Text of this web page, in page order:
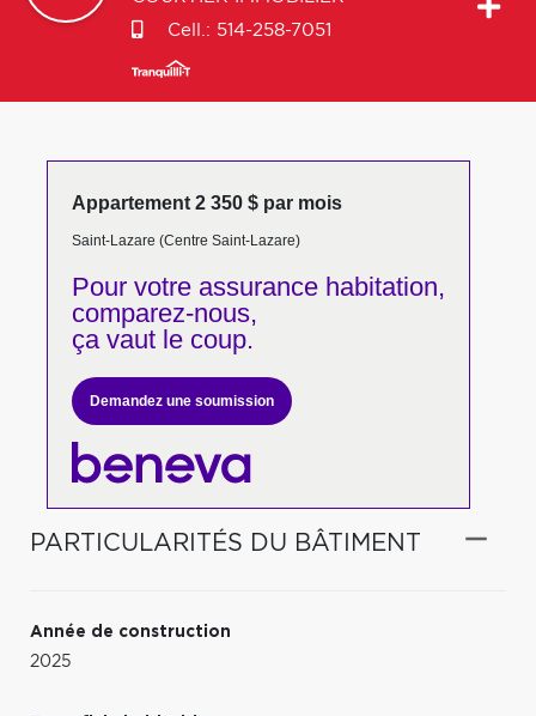
Cell.: 514-258-7051
Appartement 2 350 $ par mois
Saint-Lazare (Centre Saint-Lazare)
Pour votreassurance habitation,
comparez-nous,
ça vaut le coup.
Demandez une soumission
PARTICULARITÉS DU BÂTIMENT
Année de construction
2025